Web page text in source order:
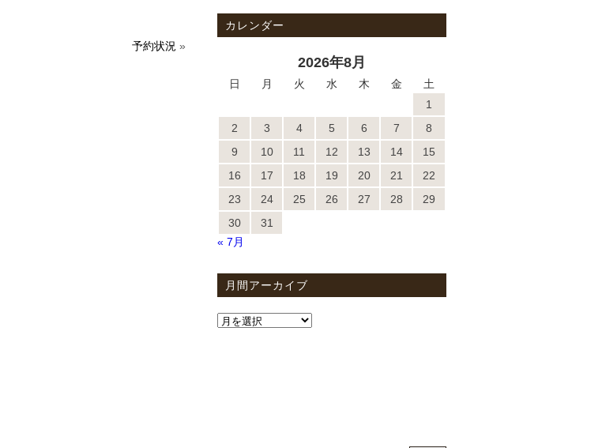
予約状況 »
カレンダー
2026年8月
日 月 火 水 木 金
土
1
2
3 4 5 6 7
8
9
10 11 12 13 14
15
16
17 18 19 20 21
22
23
24 25 26 27 28
29
30
31
« 7月
月間アーカイブ